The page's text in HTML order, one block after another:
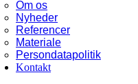
Om os
Nyheder
Referencer
Materiale
Persondatapolitik
Kontakt